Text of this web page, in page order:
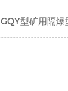
GQY型矿用隔